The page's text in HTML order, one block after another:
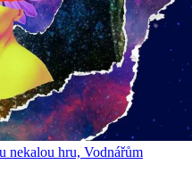
nekalou hru, Vodnářům